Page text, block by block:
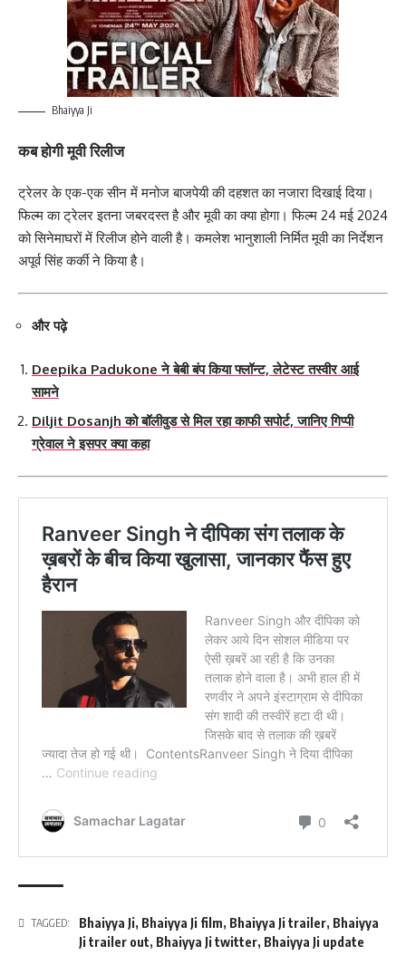
Bhaiyya Ji
कब होगी मूवी रिलीज
ट्रेलर के एक-एक सीन में मनोज बाजपेयी की दहशत का नजारा दिखाई दिया।
फिल्म का ट्रेलर इतना जबरदस्त है और मूवी का क्या होगा। फिल्म 24 मई 2024
को सिनेमाघरों में रिलीज होने वाली है। कमलेश भानुशाली निर्मित मूवी का निर्देशन
अपूर्व सिंह कर्की ने किया है।
और पढ़े
Deepika Padukone ने बेबी बंप किया फ्लॉन्ट, लेटेस्ट तस्वीर आई
सामने
Diljit Dosanjh को बॉलीवुड से मिल रहा काफी सपोर्ट, जानिए गिप्पी
ग्रेवाल ने इसपर क्या कहा
TAGGED: Bhaiyya Ji, Bhaiyya Ji film, Bhaiyya Ji trailer, Bhaiyya
Ji trailer out, Bhaiyya Ji twitter, Bhaiyya Ji update